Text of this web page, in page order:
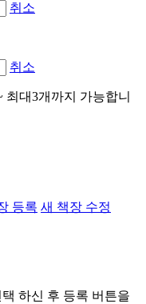
취소
취소
대3개까지 가능합니
등록 새 책장 수정
하신 후 등록 버튼을